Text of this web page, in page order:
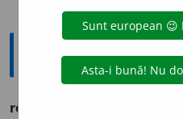
Explicative DEX
reciprocitate